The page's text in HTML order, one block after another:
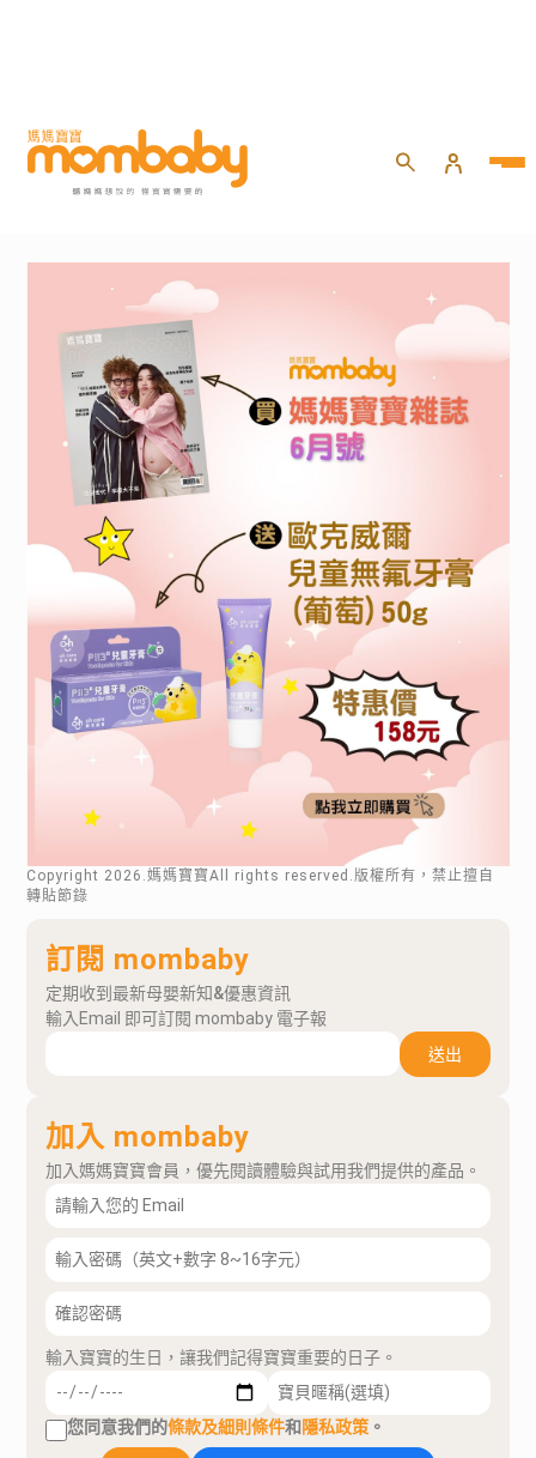
Copyright 2026 .媽媽寶寶All rights reserved.版權所有，禁止擅自
轉貼節錄
訂閱 mombaby
定期收到最新母嬰新知&優惠資訊
輸入Email 即可訂閱 mombaby 電子報
送出
加入 mombaby
加入媽媽寶寶會員，優先閱讀體驗與試用我們提供的產品。
輸入寶寶的生日，讓我們記得寶寶重要的日子。
您同意我們的條款及細則條件和隱私政策 。